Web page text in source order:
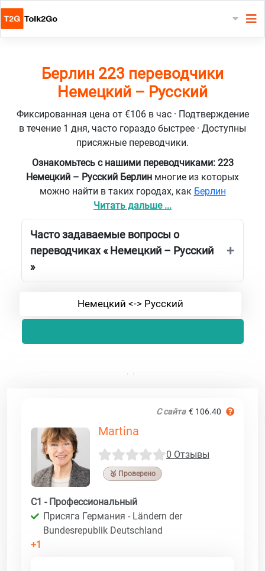
Берлин 223 переводчики
Немецкий – Русский
Фиксированная цена от €106 в час · Подтверждение
в течение 1 дня, часто гораздо быстрее · Доступны
присяжные переводчики.
Ознакомьтесь с нашими переводчиками: 223
Немецкий – Русский Берлин многие из которых
можно найти в таких городах, как Берлин
Читать дальше ...
Часто задаваемые вопросы о
переводчиках « Немецкий – Русский
»
Немецкий <-> Русский
С сайта € 106.40
Martina
0 Отзывы
🥉 Проверено
C1 - Профессиональный
Присяга Германия - Ländern der
Bundesrepublik Deutschland
+1